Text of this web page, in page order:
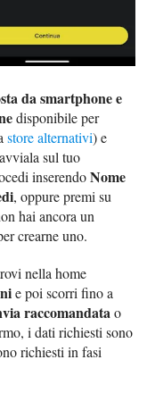
da smartphone e
disponibile per
store alternativi) e
sul tuo
inserendoNome
, oppure premi su
hai ancora un
crearne uno.
nella home
e poi scorri fino a
raccomandatao
i dati richiesti sono
richiesti in fasi